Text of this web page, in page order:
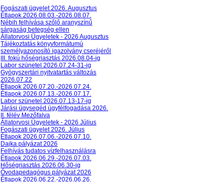
Fogászati ügyelet 2026. Augusztus
Étlapok 2026.08.03.-2026.08.07.
Nébih felhívása szőlő aranyszínű
sárgaság betegség ellen
Állatorvosi Ügyeletek - 2026 Augusztus
Tájékoztatás könyvformátumú
személyazonosító igazolvány cseréjéről
III. fokú hőségriasztás 2026.08.04-ig
Labor szünetel 2026.07.24-31-ig
Gyógyszertári nyitvatartás változás
2026.07.22
Étlapok 2026.07.20.-2026.07.24.
Étlapok 2026.07.13.-2026.07.17.
Labor szünetel 2026.07.13-17-ig
Járási ügysegéd ügyfélfogadása 2026.
II. félév Mezőfalva
Állatorvosi Ügyeletek - 2026 Július
Fogászati ügyelet 2026. Július
Étlapok 2026.07.06.-2026.07.10.
Dajka pályázat 2026
Felhívás tudatos vízfelhasználásra
Étlapok 2026.06.29.-2026.07.03.
Hőségriasztás 2026.06.30-ig
Óvodapedagógus pályázat 2026
Étlapok 2026.06.22.-2026.06.26.